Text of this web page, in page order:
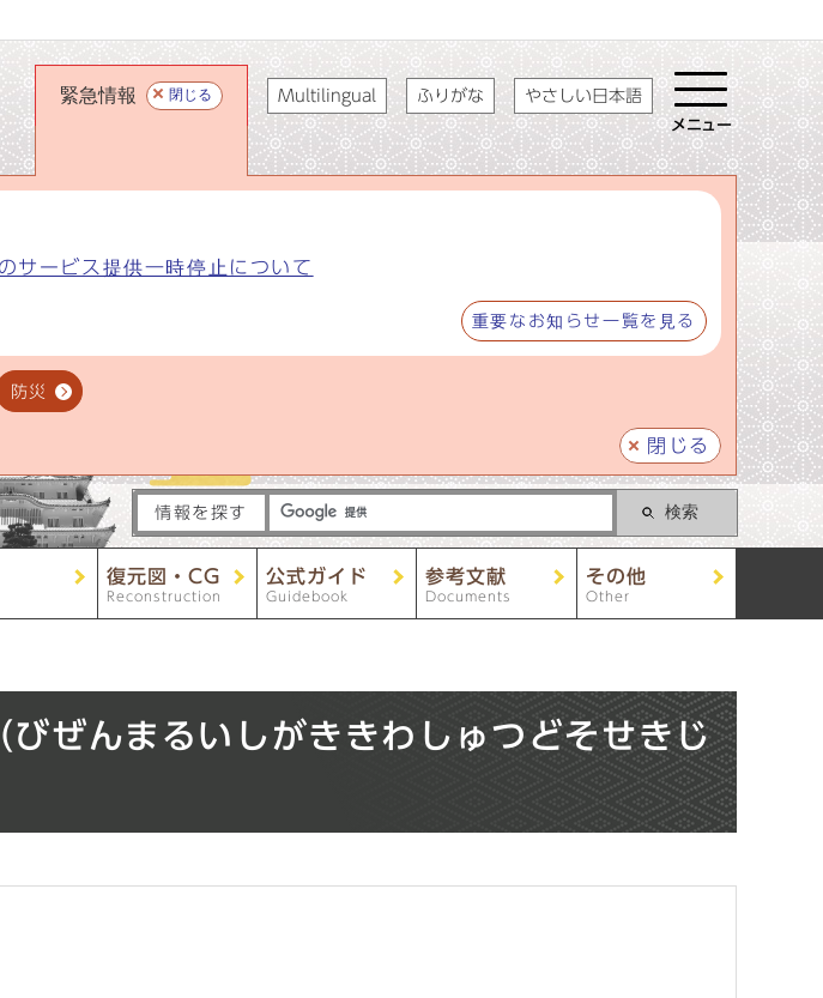
緊急情報 閉じる
サービス提供一時停止について
重要なお知らせ一覧を見る
防災
閉じる
Multilingual ふりがな やさしい日本語
メニュー
情報を探す 検索
復元図・CG
Reconstruction
公式ガイド
Guidebook
参考文献
Documents
その他
Other
ぜんまるいしがききわしゅつどそせきじ